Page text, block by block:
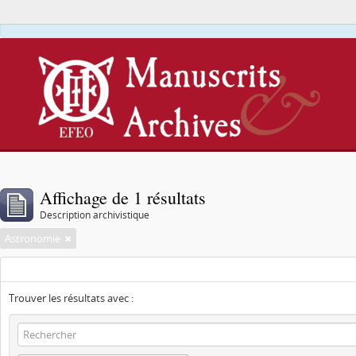
Affichage de 1 résultats
Description archivistique
Astronomie
Trouver les résultats avec :